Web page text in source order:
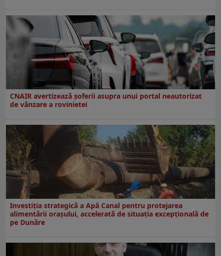
CNAIR avertizează șoferii asupra unui portal neautorizat
de vânzare a rovinietei
Investiția strategică a Apă Canal pentru protejarea
alimentării orașului, accelerată de situația excepțională de
pe Dunăre